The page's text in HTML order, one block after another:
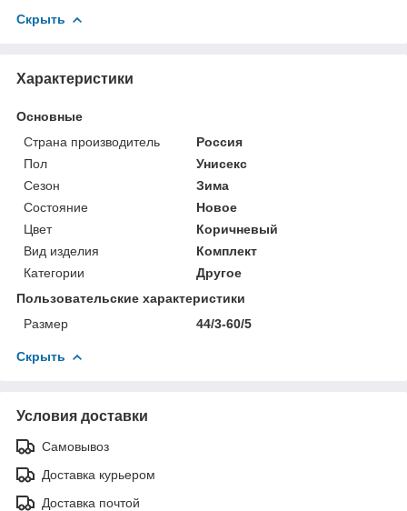
Скрыть
Характеристики
Основные
Страна производитель
Россия
Пол
Унисекс
Сезон
Зима
Состояние
Новое
Цвет
Коричневый
Вид изделия
Комплект
Категории
Другое
Пользовательские характеристики
Размер
44/3-60/5
Скрыть
Условия доставки
Самовывоз
Доставка курьером
Доставка почтой